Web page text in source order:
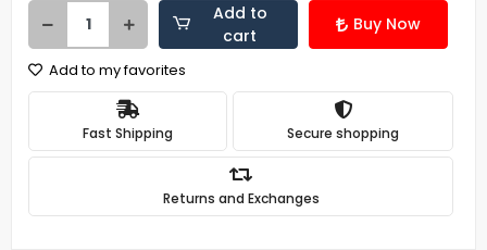
Add to
cart
Buy Now
Add to my favorites
Fast Shipping Secure shopping
Returns and Exchanges